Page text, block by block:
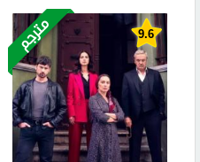
9.6 مترجم